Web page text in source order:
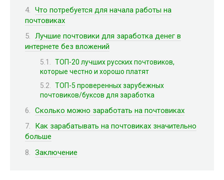
Что потребуется для начала работы на
почтовиках
Лучшие почтовики для заработка денег в
интернете без вложений
ТОП-20 лучших русских почтовиков,
которые честно и хорошо платят
ТОП-5 проверенных зарубежных
почтовиков/буксов для заработка
Сколько можно заработать на почтовиках
Как зарабатывать на почтовиках значительно
больше
Заключение